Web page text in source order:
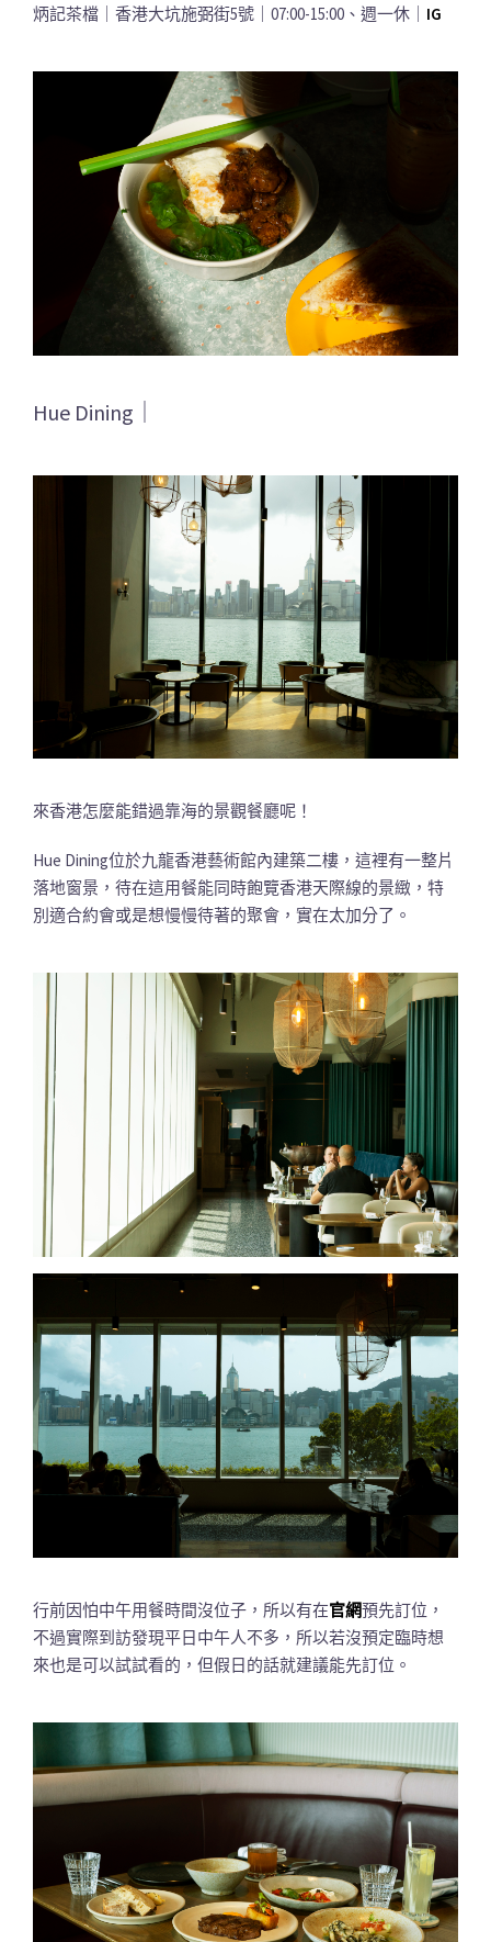
炳記茶檔｜香港大坑施弼街5號｜07:00-15:00、週一休｜ IG
Hue Dining｜
來香港怎麼能錯過靠海的景觀餐廳呢！
Hue Dining位於九龍香港藝術館內建築二樓，這裡有一整片
落地窗景，待在這用餐能同時飽覽香港天際線的景緻，特
別適合約會或是想慢慢待著的聚會，實在太加分了。
行前因怕中午用餐時間沒位子，所以有在官網預先訂位，
不過實際到訪發現平日中午人不多，所以若沒預定臨時想
來也是可以試試看的，但假日的話就建議能先訂位。